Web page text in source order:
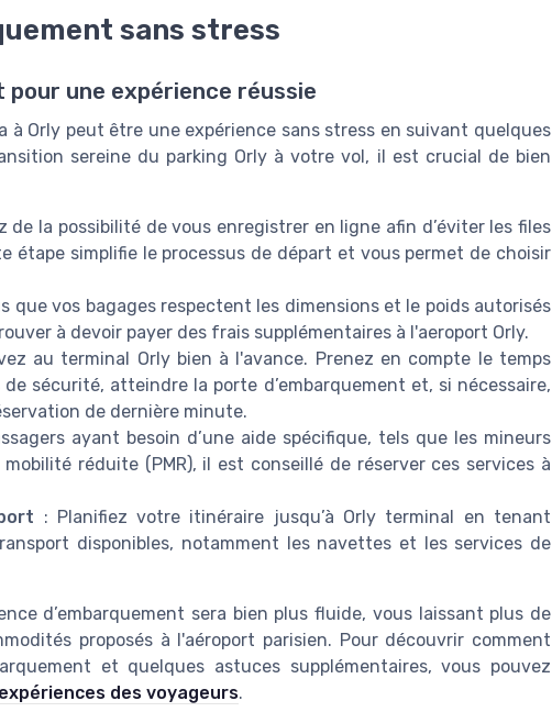
sans stress
une expérience réussie
à Orly peut être une expérience sans stress en suivant quelques
sereine du parking Orly à votre vol, il est crucial de bien
de la possibilité de vous enregistrer en ligne afin d’éviter les files
étape simplifie le processus de départ et vous permet de choisir
que vos bagages respectent les dimensions et le poids autorisés
à devoir payer des frais supplémentaires à l'aeroport Orly.
au terminal Orly bien à l'avance. Prenez en compte le temps
sécurité, atteindre la porte d’embarquement et, si nécessaire,
de dernière minute.
ayant besoin d’une aide spécifique, tels que les mineurs
réduite (PMR), il est conseillé de réserver ces services à
: Planifiez votre itinéraire jusqu’à Orly terminal en tenant
disponibles, notamment les navettes et les services de
d’embarquement sera bien plus fluide, vous laissant plus de
proposés à l'aéroport parisien. Pour découvrir comment
et quelques astuces supplémentaires, vous pouvez
des voyageurs.